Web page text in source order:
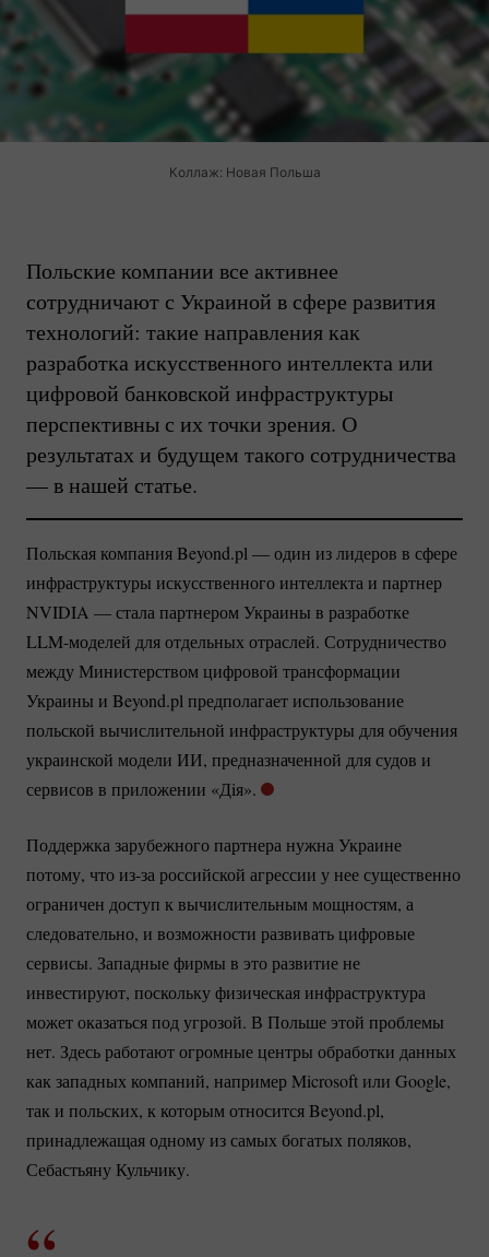
Коллаж: Новая Польша
Польские компании все активнее
сотрудничают с Украиной в сфере развития
технологий: такие направления как
разработка искусственного интеллекта или
цифровой банковской инфраструктуры
перспективны с их точки зрения. О
результатах и будущем такого сотрудничества
— в нашей статье.
Польская компания Beyond.pl — один из лидеров в сфере
инфраструктуры искусственного интеллекта и партнер
NVIDIA — стала партнером Украины в разработке
LLM-моделей для отдельных отраслей. Сотрудничество
между Министерством цифровой трансформации
Украины и Beyond.pl предполагает использование
польской вычислительной инфраструктуры для обучения
украинской модели ИИ, предназначенной для судов и
сервисов в приложении «Дiя».
Поддержка зарубежного партнера нужна Украине
потому, чтоиз-за российской агрессии у нее существенно
ограничен доступ к вычислительным мощностям, а
следовательно, и возможности развивать цифровые
сервисы. Западные фирмы в это развитие не
инвестируют, поскольку физическая инфраструктура
может оказаться под угрозой. В Польше этой проблемы
нет. Здесь работают огромные центры обработки данных
как западных компаний, например Microsoft или Google,
так и польских, к которым относится Beyond.pl,
принадлежащая одному из самых богатых поляков,
Себастьяну Кульчику.